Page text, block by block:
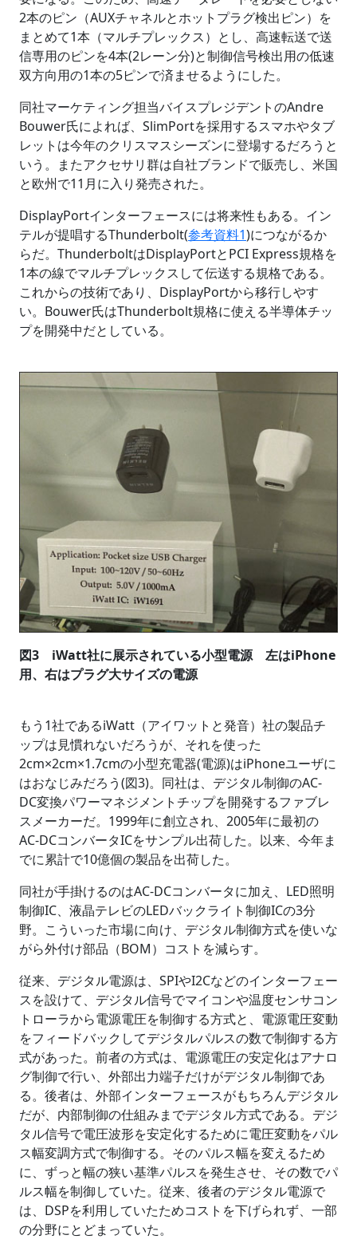
2本のピン（AUXチャネルとホットプラグ検出ピン）を
まとめて1本（マルチプレックス）とし、高速転送で送
信専用のピンを4本(2レーン分)と制御信号検出用の低速
双方向用の1本の5ピンで済ませるようにした。
同社マーケティング担当バイスプレジデントのAndre
Bouwer氏によれば、SlimPortを採用するスマホやタブ
レットは今年のクリスマスシーズンに登場するだろうと
いう。またアクセサリ群は自社ブランドで販売し、米国
と欧州で11月に入り発売された。
DisplayPortインターフェースには将来性もある。イン
テルが提唱するThunderbolt(参考資料1)につながるか
らだ。ThunderboltはDisplayPortとPCI Express規格を
1本の線でマルチプレックスして伝送する規格である。
これからの技術であり、DisplayPortから移行しやす
い。Bouwer氏はThunderbolt規格に使える半導体チッ
プを開発中だとしている。
図3 iWatt社に展示されている小型電源 左はiPhone
用、右はプラグ大サイズの電源
もう1社であるiWatt（アイワットと発音）社の製品チ
ップは見慣れないだろうが、それを使った
2cm×2cm×1.7cmの小型充電器(電源)はiPhoneユーザに
はおなじみだろう(図3)。同社は、デジタル制御のAC-
DC変換パワーマネジメントチップを開発するファブレ
スメーカーだ。1999年に創立され、2005年に最初の
AC-DCコンバータICをサンプル出荷した。以来、今年ま
でに累計で10億個の製品を出荷した。
同社が手掛けるのはAC-DCコンバータに加え、LED照明
制御IC、液晶テレビのLEDバックライト制御ICの3分
野。こういった市場に向け、デジタル制御方式を使いな
がら外付け部品（BOM）コストを減らす。
従来、デジタル電源は、SPIやI2Cなどのインターフェー
スを設けて、デジタル信号でマイコンや温度センサコン
トローラから電源電圧を制御する方式と、電源電圧変動
をフィードバックしてデジタルパルスの数で制御する方
式があった。前者の方式は、電源電圧の安定化はアナロ
グ制御で行い、外部出力端子だけがデジタル制御であ
る。後者は、外部インターフェースがもちろんデジタル
だが、内部制御の仕組みまでデジタル方式である。デジ
タル信号で電圧波形を安定化するために電圧変動をパル
ス幅変調方式で制御する。そのパルス幅を変えるため
に、ずっと幅の狭い基準パルスを発生させ、その数でパ
ルス幅を制御していた。従来、後者のデジタル電源で
は、DSPを利用していたためコストを下げられず、一部
の分野にとどまっていた。